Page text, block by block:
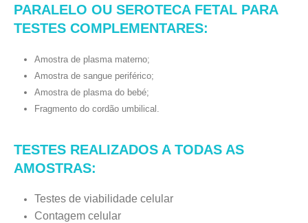
PARALELO OU SEROTECA FETAL PARA
TESTES COMPLEMENTARES:
Amostra de plasma materno;
Amostra de sangue periférico;
Amostra de plasma do bebé;
Fragmento do cordão umbilical.
TESTES REALIZADOS A TODAS AS
AMOSTRAS:
Testes de viabilidade celular
Contagem celular